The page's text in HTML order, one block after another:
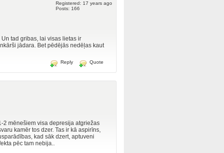
Registered: 17 years ago
Posts: 166
tad gribas, lai visas lietas ir
jādara. Bet pēdējās nedēļas kaut
Reply Quote
2 mēnešiem visa depresija atgriežas
kamēr tos dzer. Tas ir kā aspirīns,
kad sāk dzert, aptuveni
pēc tam nebija..